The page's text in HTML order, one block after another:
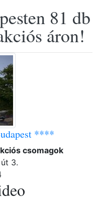
81 db
áron!
****
csomagok
3.